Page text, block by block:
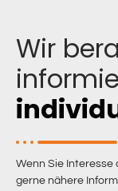
Wir
Wenn Sie Interesse
gerne nähere